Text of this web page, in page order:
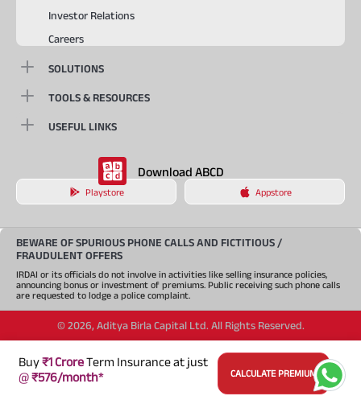
Buy₹1 CroreTerm Insurance at just
@₹576/month* CALCULATE PREMIUM
Investor Relations
Careers
SOLUTIONS
TOOLS & RESOURCES
USEFUL LINKS
Download ABCD
Playstore Appstore
BEWARE OF SPURIOUS PHONE CALLS AND FICTITIOUS /
FRAUDULENT OFFERS
IRDAI or its officials do not involve in activities like selling insurance policies,
announcing bonus or investment of premiums. Public receiving such phone calls
are requested to lodge a police complaint.
© 2026, Aditya Birla Capital Ltd. All Rights Reserved.